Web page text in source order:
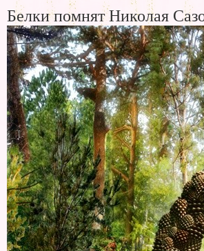
Белки помнят Николая